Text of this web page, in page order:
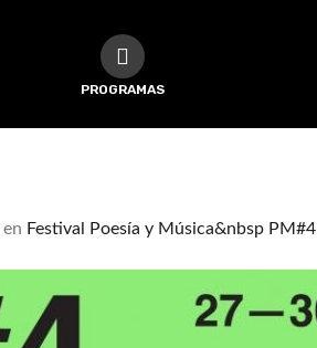
PROGRAMAS
en Festival Poesía y Música&nbsp PM#4